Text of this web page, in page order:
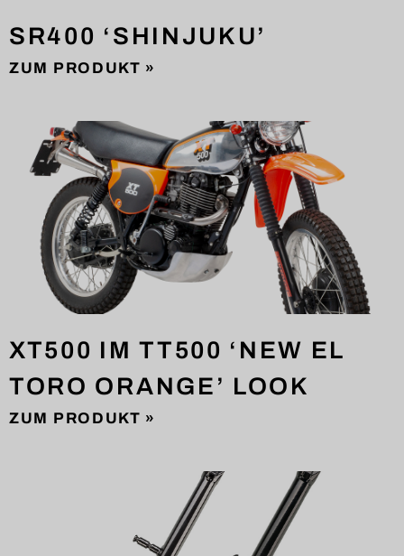
SR400 ‘SHINJUKU’
ZUM PRODUKT »
XT500 IM TT500 ‘NEW EL
TORO ORANGE’ LOOK
ZUM PRODUKT »